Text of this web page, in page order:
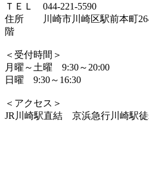
ＴＥＬ 044-221-5590
住所 川崎市川崎区駅前本町26-
階
＜受付時間＞
月曜～土曜 9:30～20:00
日曜 9:30～16:30
＜アクセス＞
JR川崎駅直結 京浜急行川崎駅